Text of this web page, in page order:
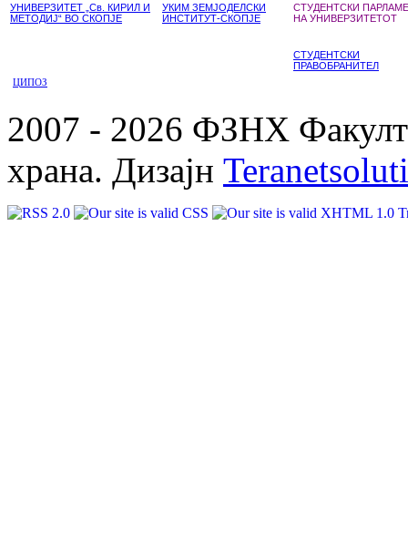
УНИВЕРЗИТЕТ „Св. КИРИЛ И
МЕТОДИЈ“ ВО СКОПЈЕ
УКИМ ЗЕМЈОДЕЛСКИ
ИНСТИТУТ-СКОПЈЕ
СТУДЕНТСКИ
НА УНИВЕРЗИТЕТОТ
СТУДЕНТСКИ
ПРАВОБРАНИТЕЛ
ЦИПОЗ
2007 - 2026 ФЗНХ
храна. Дизајн